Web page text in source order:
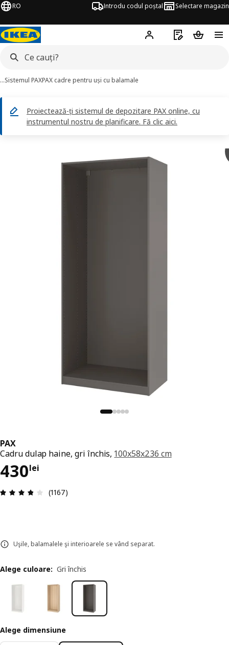
RO Introdu codul poștal Selectare magazin
Hej! Autentifică-te
Listă deCoșul de
…Sistemul PAXPAX cadre pentru uși cu balamale
Proiectează-ți sistemul de depozitare PAX online, cu
instrumentul nostru de planificare. Fă clic aici.
PAX
Cadru dulap haine, gri închis, 100x58x236 cm
430lei
Preț 430lei
Prezentare generală: 3.8 din 5 stele Total
(1167)
Uşile, balamalele şi interioarele se vând separat.
Alege culoare: Gri închis
Alege dimensiune